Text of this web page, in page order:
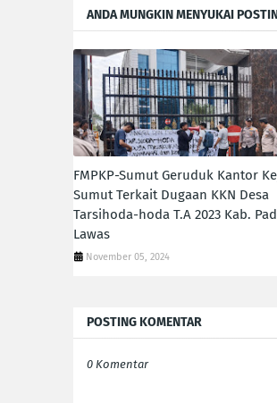
ANDA MUNGKIN MENYUKAI
FMPKP-Sumut Geruduk Kantor
Sumut Terkait Dugaan KKN Desa
Tarsihoda-hoda T.A 2023 Kab.
Lawas
November 05, 2024
POSTING KOMENTAR
0 Komentar